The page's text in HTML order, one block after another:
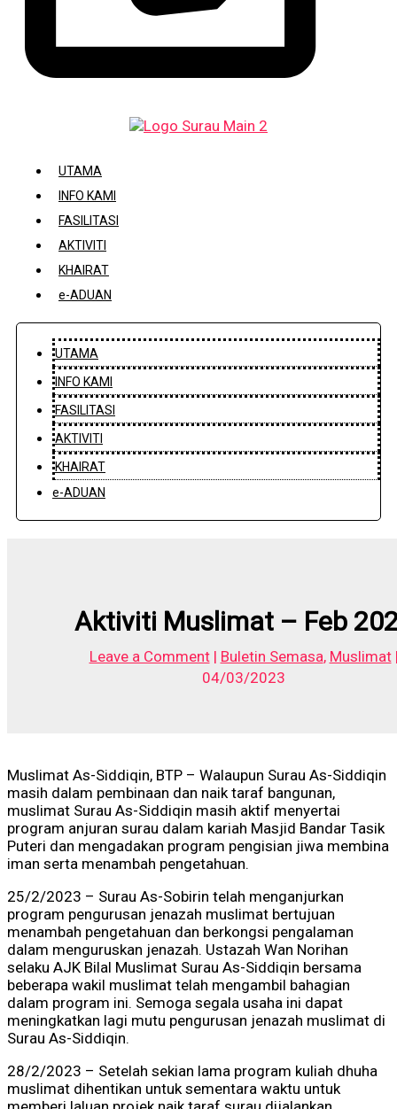
UTAMA
INFO KAMI
FASILITASI
AKTIVITI
KHAIRAT
e-ADUAN
UTAMA
INFO KAMI
FASILITASI
AKTIVITI
KHAIRAT
e-ADUAN
Aktiviti Muslimat – Feb
Leave a Comment | Buletin Semasa, Muslimat
04/03/2023
Muslimat As-Siddiqin, BTP – Walaupun Surau As-Siddiqin
masih dalam pembinaan dan naik taraf bangunan,
muslimat Surau As-Siddiqin masih aktif menyertai
program anjuran surau dalam kariah Masjid Bandar Tasik
Puteri dan mengadakan program pengisian jiwa membina
iman serta menambah pengetahuan.
25/2/2023 – Surau As-Sobirin telah menganjurkan
program pengurusan jenazah muslimat bertujuan
menambah pengetahuan dan berkongsi pengalaman
dalam menguruskan jenazah. Ustazah Wan Norihan
selaku AJK Bilal Muslimat Surau As-Siddiqin bersama
beberapa wakil muslimat telah mengambil bahagian
dalam program ini. Semoga segala usaha ini dapat
meningkatkan lagi mutu pengurusan jenazah muslimat di
Surau As-Siddiqin.
28/2/2023 – Setelah sekian lama program kuliah dhuha
muslimat dihentikan untuk sementara waktu untuk